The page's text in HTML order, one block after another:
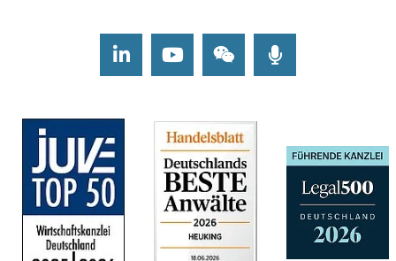
LinkedInYoutubeWechat